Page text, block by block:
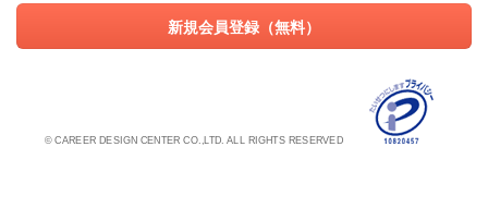
新規会員登録（無料）
© CAREER DESIGN CENTER CO.,LTD. ALL RIGHTS RESERVED